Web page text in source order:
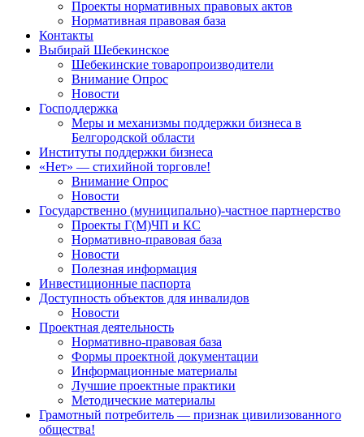
Проекты нормативных правовых актов
Нормативная правовая база
Контакты
Выбирай Шебекинское
Шебекинские товаропроизводители
Внимание Опрос
Новости
Господдержка
Меры и механизмы поддержки бизнеса в
Белгородской области
Институты поддержки бизнеса
«Нет» — стихийной торговле!
Внимание Опрос
Новости
Государственно (муниципально)-частное партнерство
Проекты Г(М)ЧП и КС
Нормативно-правовая база
Новости
Полезная информация
Инвестиционные паспорта
Доступность объектов для инвалидов
Новости
Проектная деятельность
Нормативно-правовая база
Формы проектной документации
Информационные материалы
Лучшие проектные практики
Методические материалы
Грамотный потребитель — признак цивилизованного
общества!